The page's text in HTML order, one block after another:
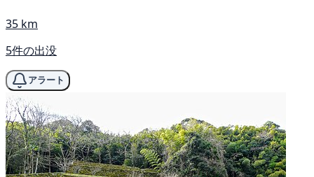
35 km
5件の出没
アラート